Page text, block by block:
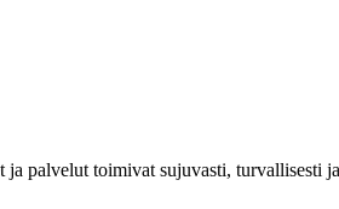
palvelut toimivat sujuvasti, turvallisesti